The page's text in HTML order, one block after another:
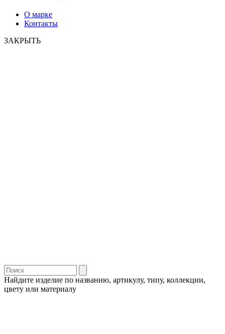
О марке
Контакты
ЗАКРЫТЬ
Найдите изделие по названию, артикулу, типу, коллекции,
цвету или материалу